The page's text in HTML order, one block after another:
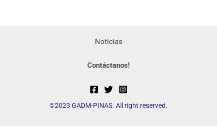
Noticias
Contáctanos!
©2023 GADM-PINAS. All right reserved.